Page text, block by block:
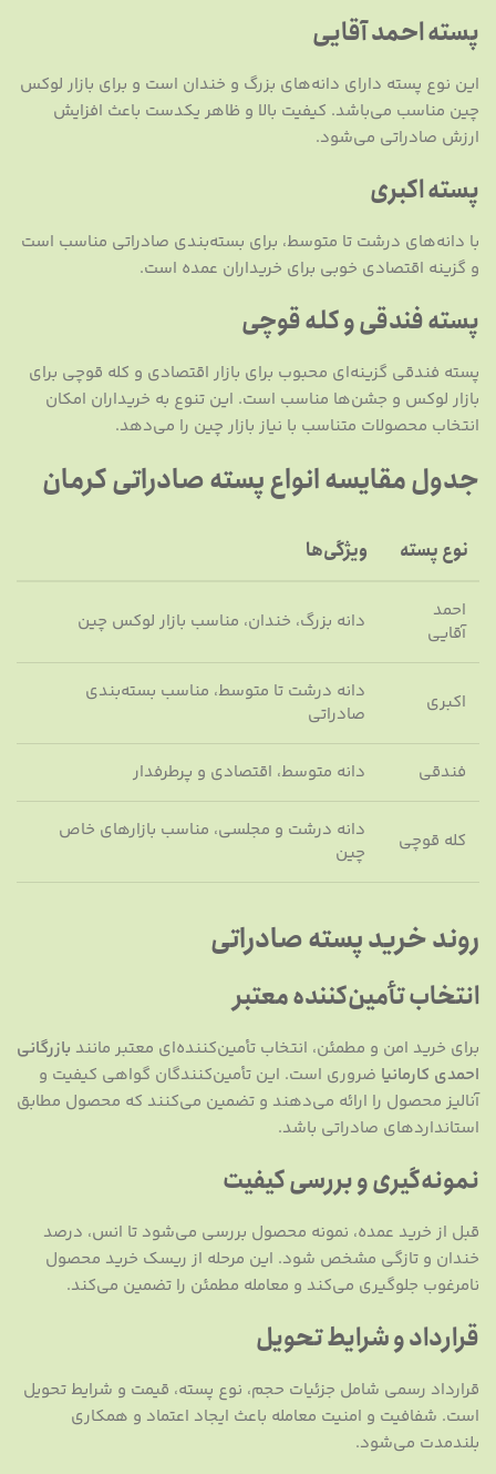
پسته احمد آقایی
این نوع پسته دارای دانه‌های بزرگ و خندان است و برای بازار لوکس
چین مناسب می‌باشد. کیفیت بالا و ظاهر یکدست باعث افزایش
ارزش صادراتی می‌شود.
پسته اکبری
با دانه‌های درشت تا متوسط، برای بسته‌بندی صادراتی مناسب است
و گزینه اقتصادی خوبی برای خریداران عمده است.
پسته فندقی و کله قوچی
پسته فندقی گزینه‌ای محبوب برای بازار اقتصادی و کله قوچی برای
بازار لوکس و جشن‌ها مناسب است. این تنوع به خریداران امکان
انتخاب محصولات متناسب با نیاز بازار چین را می‌دهد.
جدول مقایسه انواع پسته صادراتی کرمان
نوع پسته ویژگی‌ها
احمد
آقایی
دانه بزرگ، خندان، مناسب بازار لوکس چین
اکبری
دانه درشت تا متوسط، مناسب بسته‌بندی
صادراتی
فندقی دانه متوسط، اقتصادی و پرطرفدار
کله قوچی
دانه درشت و مجلسی، مناسب بازارهای خاص
چین
روند خرید پسته صادراتی
انتخاب تأمین‌کننده معتبر
برای خرید امن و مطمئن، انتخاب تأمین‌کننده‌ای معتبر مانند بازرگانی
احمدی کارمانیا ضروری است. این تأمین‌کنندگان گواهی کیفیت و
آنالیز محصول را ارائه می‌دهند و تضمین می‌کنند که محصول مطابق
استانداردهای صادراتی باشد.
نمونه‌گیری و بررسی کیفیت
قبل از خرید عمده، نمونه محصول بررسی می‌شود تا انس، درصد
خندان و تازگی مشخص شود. این مرحله از ریسک خرید محصول
نامرغوب جلوگیری می‌کند و معامله مطمئن را تضمین می‌کند.
قرارداد و شرایط تحویل
قرارداد رسمی شامل جزئیات حجم، نوع پسته، قیمت و شرایط تحویل
است. شفافیت و امنیت معامله باعث ایجاد اعتماد و همکاری
بلندمدت می‌شود.